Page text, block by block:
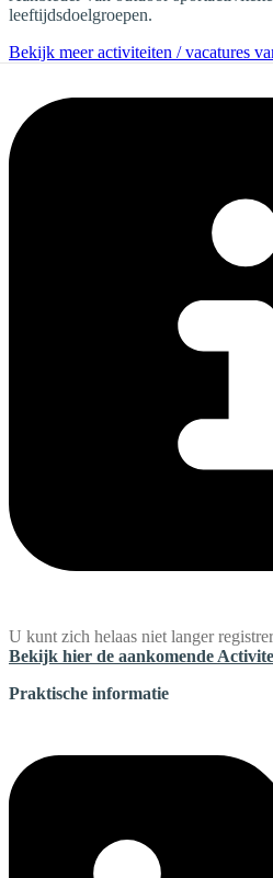
leeftijdsdoelgroepen.
Bekijk meer activiteiten / vacatures
U kunt zich helaas niet langer
Bekijk hier de aankomende
Praktische informatie